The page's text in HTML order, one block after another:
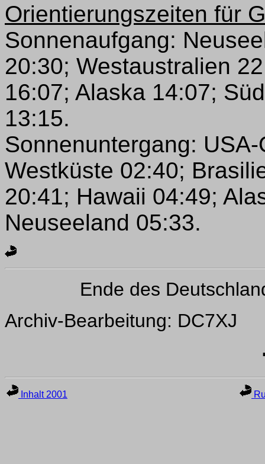
Orientierungszeiten für
Sonnenaufgang:
20:30; Westaustralien
16:07; Alaska 14:07;
13:15.
Sonnenuntergang:
Westküste 02:40;
20:41; Hawaii 04:49;
Neuseeland 05:33.
Ende des
Archiv-Bearbeitung: DC7XJ
Inhalt 2001